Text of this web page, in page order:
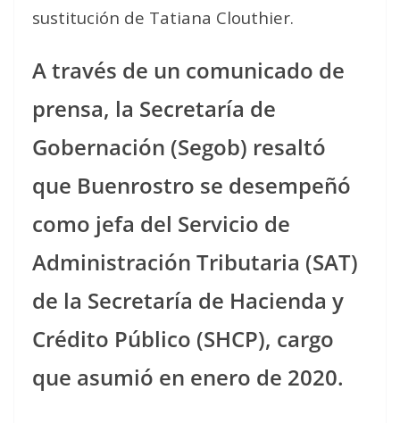
sustitución de Tatiana Clouthier.
A través de un comunicado de
prensa, la Secretaría de
Gobernación (Segob) resaltó
que Buenrostro se desempeñó
como jefa del Servicio de
Administración Tributaria (SAT)
de la Secretaría de Hacienda y
Crédito Público (SHCP), cargo
que asumió en enero de 2020.